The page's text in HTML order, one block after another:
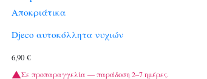
Αποκριάτικα
Djeco αυτοκόλλητα νυχιών
6,90 €
Σε προπαραγγελία — παράδοση 2–7 ημέρες.